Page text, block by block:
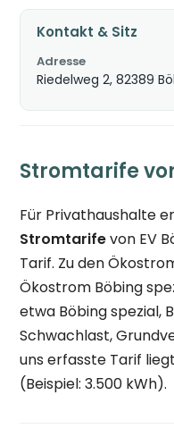
Kontakt & Sitz
Adresse
Riedelweg 2, 82389
Stromtarife
Für Privathaushalte
Stromtarifevon EV
Tarif. Zu den
Ökostrom Böbing
etwa Böbing spezial,
Schwachlast,
uns erfasste Tarif
(Beispiel: 3.500 kWh).